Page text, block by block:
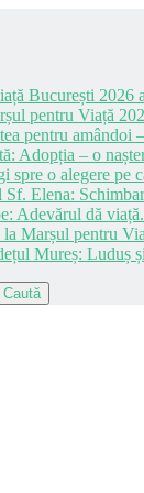
București
pentru Viață
pentru
Adopția – o
spre o alegere pe
Elena:
Adevărul dă
Marșul pentru
Mureș: Luduș
Caută